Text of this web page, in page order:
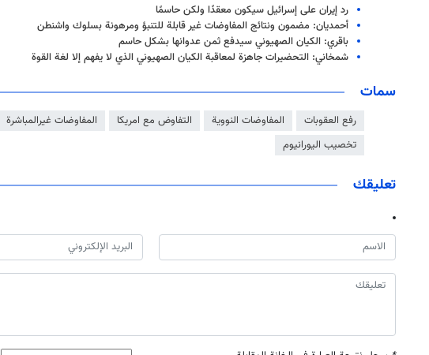
رد إيران على إسرائيل سيكون معقدًا ولكن حاسمًا
أحمديان: مضمون ونتائج المفاوضات غير قابلة للتنبؤ ومرهونة بسلوك واشنطن
باقري: الكيان الصهيوني سيدفع ثمن عدوانها بشكل حاسم
شمخاني: التحضيرات جاهزة لمعاقبة الكيان الصهيوني الذي لا يفهم إلا لغة القوة
سمات
رفع العقوبات المفاوضات النووية التفاوض مع امريكا
المفاوضات غيرالمباشرة
تخصيب اليورانيوم
تعليقك